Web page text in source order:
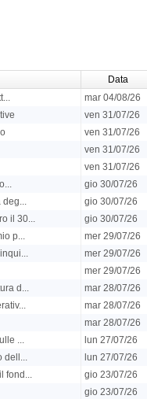
Data
mar 04/08/26
ven 31/07/26
ven 31/07/26
ven 31/07/26
ven 31/07/26
gio 30/07/26
deg...
gio 30/07/26
il 30...
gio 30/07/26
p...
mer 29/07/26
mer 29/07/26
mer 29/07/26
d...
mar 28/07/26
mar 28/07/26
mar 28/07/26
...
lun 27/07/26
dell...
lun 27/07/26
fond...
gio 23/07/26
gio 23/07/26